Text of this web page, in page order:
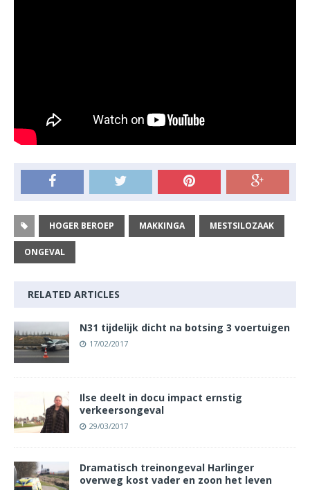
HOGER BEROEP MAKKINGA MESTSILOZAAK
ONGEVAL
RELATED ARTICLES
N31 tijdelijk dicht na botsing 3 voertuigen
17/02/2017
Ilse deelt in docu impact ernstig
verkeersongeval
29/03/2017
Dramatisch treinongeval Harlinger
overweg kost vader en zoon het leven